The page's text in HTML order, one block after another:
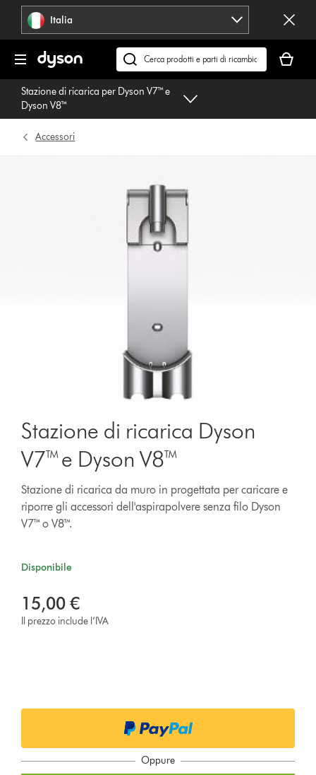
navigazione Italia
Cerca
su
dyson.it
carrello
è
Stazione di ricarica per Dyson V7™ e
Dyson V8™
Accessori
Stazione di ricarica Dyson
V7™ e Dyson V8™
Stazione di ricarica da muro in progettata per caricare e
riporre gli accessori dell'aspirapolvere senza filo Dyson
V7™ o V8™.
Disponibile
15,00 €
Il prezzo include l’IVA
Oppure